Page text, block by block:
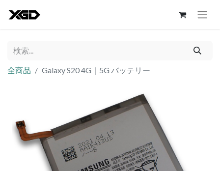
全商品 Galaxy S20 4G｜5G バッテリー